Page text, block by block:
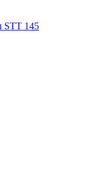
STT 145